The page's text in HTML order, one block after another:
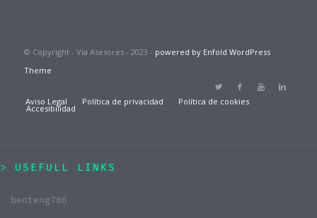
© Copyright - Via Asesores - 2023 - powered by Enfold WordPress
Theme
Aviso Legal Política de privacidad Política de cookies
Accesibilidad
USEFULL LINKS
benteng786